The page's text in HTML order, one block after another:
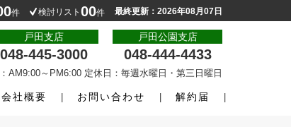
件 検討リスト 00件 最終更新：2026年08月07日
戸田支店
048-445-3000
戸田公園支店
048-444-4433
AM9:00～PM6:00 定休日：毎週水曜日・第三日曜日
会社概要 お問い合わせ 解約届